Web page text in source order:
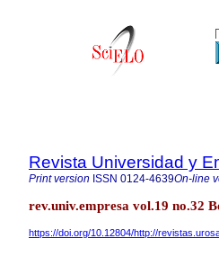
Revista Universidad y
Print version ISSN 0124-4639On-line
rev.univ.empresa vol.19 no.32
https://doi.org/10.12804/http://